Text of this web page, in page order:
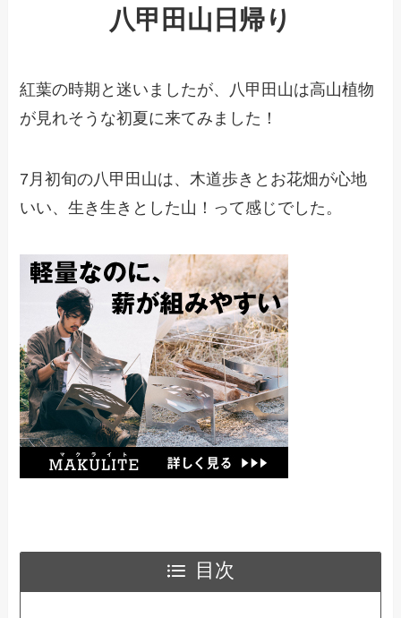
八甲田山日帰り
紅葉の時期と迷いましたが、八甲田山は高山植物
が見れそうな初夏に来てみました！
7月初旬の八甲田山は、木道歩きとお花畑が心地
いい、生き生きとした山！って感じでした。
目次